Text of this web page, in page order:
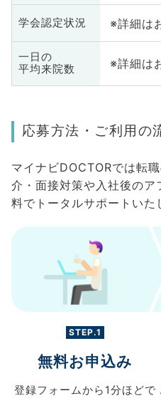
学会認定状況 ※詳細は
一日の
平均来院数
※詳細は
応募方法・ご利用の
マイナビDOCTORでは転
介・面接対策や入社後の
料でトータルサポートいた
STEP.1
無料お申込み
登録フォームから 1分ほどで